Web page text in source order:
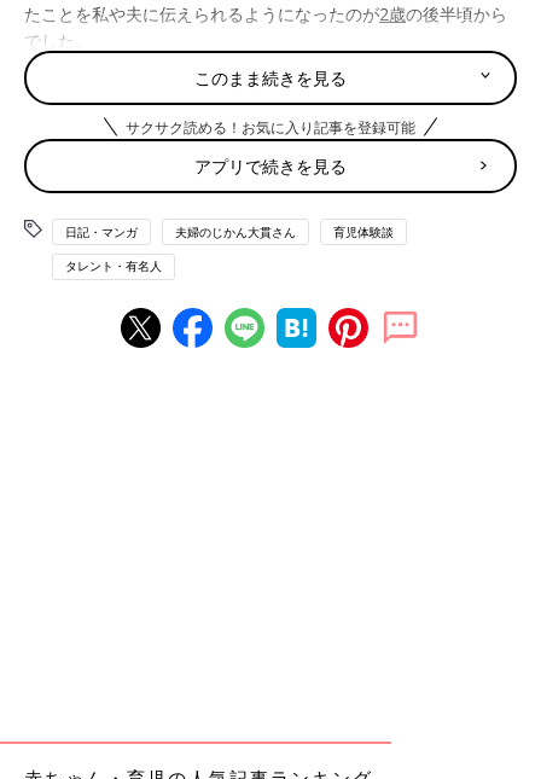
たことを私や夫に伝えられるようになったのが2歳の後半頃から
でした。
はじめのうちは、起きてすぐにギャン泣きすることがあり、なか
なか泣き止まないということから始まりました。
どうしたのだろうと聞いてみると、どうやら怖い夢を見た様子の
息子。
「それは夢って言って、実際には起こってないことなんだよ」
と、説明し、最初はあまりよくわからなかったようでしたが、何
度かそういうことを繰り返し、徐々に理解をしていっているよう
でした。
時々、夢を見ながら笑い声を上げていることもあるのですが、そ
このまま続きを見る
サクサク読める！お気に入り記事を登録可能
アプリで続きを見る
日記・マンガ 夫婦のじかん大貫さん 育児体験談
タレント・有名人